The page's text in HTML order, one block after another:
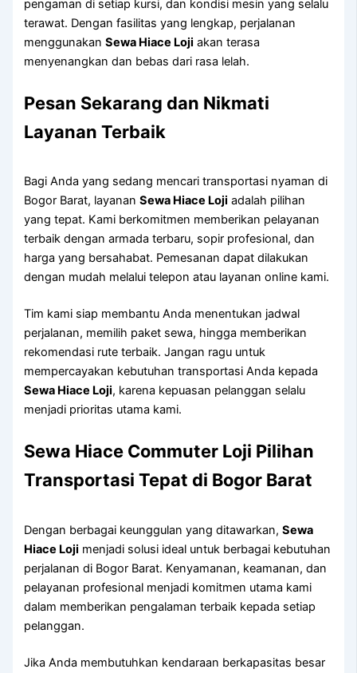
pengaman di setiap kursi, dan kondisi mesin yang selalu
terawat. Dengan fasilitas yang lengkap, perjalanan
menggunakanSewa Hiace Loji akan terasa
menyenangkan dan bebas dari rasa lelah.
Pesan Sekarang dan Nikmati
Layanan Terbaik
Bagi Anda yang sedang mencari transportasi nyaman di
Bogor Barat, layananSewa Hiace Loji adalah pilihan
yang tepat. Kami berkomitmen memberikan pelayanan
terbaik dengan armada terbaru, sopir profesional, dan
harga yang bersahabat. Pemesanan dapat dilakukan
dengan mudah melalui telepon atau layanan online kami.
Tim kami siap membantu Anda menentukan jadwal
perjalanan, memilih paket sewa, hingga memberikan
rekomendasi rute terbaik. Jangan ragu untuk
mempercayakan kebutuhan transportasi Anda kepada
Sewa Hiace Loji, karena kepuasan pelanggan selalu
menjadi prioritas utama kami.
Sewa Hiace Commuter Loji Pilihan
Transportasi Tepat di Bogor Barat
Dengan berbagai keunggulan yang ditawarkan,Sewa
Hiace Loji menjadi solusi ideal untuk berbagai kebutuhan
perjalanan di Bogor Barat. Kenyamanan, keamanan, dan
pelayanan profesional menjadi komitmen utama kami
dalam memberikan pengalaman terbaik kepada setiap
pelanggan.
Jika Anda membutuhkan kendaraan berkapasitas besar